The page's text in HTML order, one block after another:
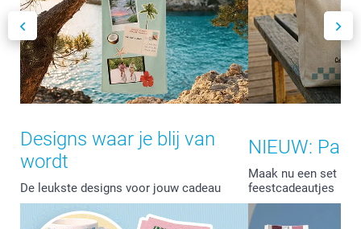
Designs waar je blij van
wordt
De leukste designs voor jouw cadeau
NIEUW:
Maak nu een set
feestcadeautjes